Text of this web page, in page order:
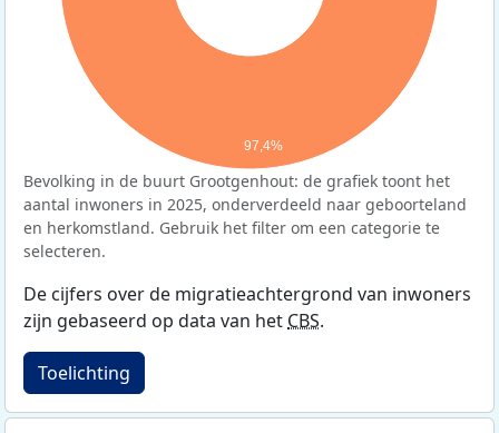
97,4%
Bevolking in de buurt Grootgenhout: de grafiek toont het
aantal inwoners in 2025, onderverdeeld naar geboorteland
en herkomstland. Gebruik het filter om een categorie te
selecteren.
De cijfers over de migratieachtergrond van inwoners
zijn gebaseerd op data van hetCBS.
Toelichting